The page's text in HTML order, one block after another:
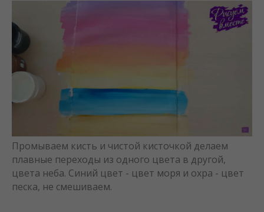
Промываем кисть и чистой кисточкой делаем
плавные переходы из одного цвета в другой,
цвета неба. Синий цвет - цвет моря и охра - цвет
песка, не смешиваем.